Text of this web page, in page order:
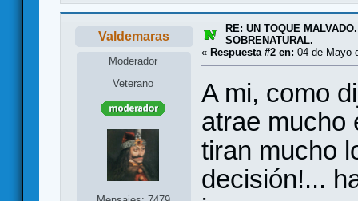
Valdemaras
Moderador
Veterano
RE: UN TOQUE
SOBRENATURAL.
« Respuesta #2 en: 04 de Mayo
A mi, como
atrae mucho
tiran mucho
decisión!...